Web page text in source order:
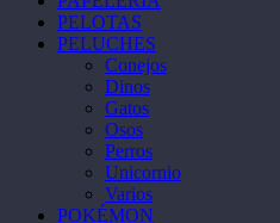
PELOTAS
PELUCHES
Conejos
Dinos
Gatos
Osos
Perros
Unicornio
Varios
POKÉMON